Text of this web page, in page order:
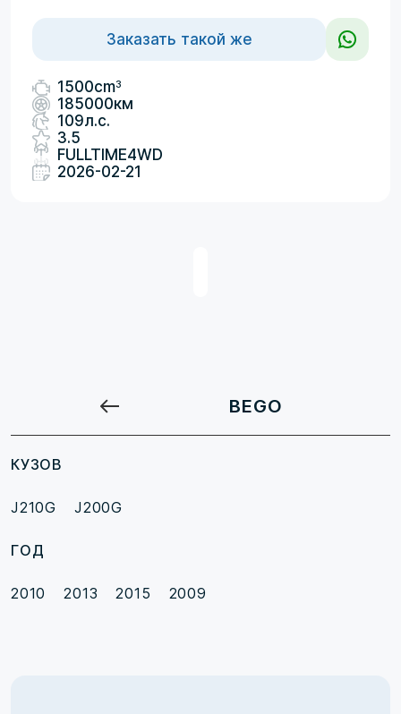
Заказать такой же
1500cm3
185000км
109л.с.
3.5
FULLTIME4WD
2026-02-21
BEGO
КУЗОВ
J210G J200G
ГОД
2010 2013 2015 2009